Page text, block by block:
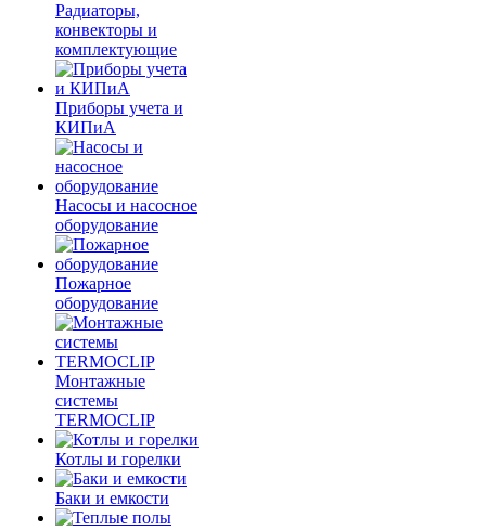
Радиаторы,
конвекторы и
комплектующие
Приборы учета и
КИПиА
Насосы и насосное
оборудование
Пожарное
оборудование
Монтажные
системы
TERMOCLIP
Котлы и горелки
Баки и емкости